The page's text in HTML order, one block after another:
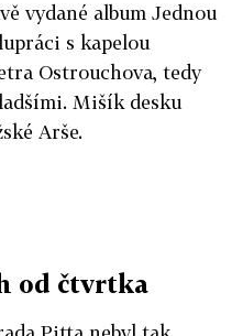
vydané album Jednou
s kapelou
Ostrouchova, tedy
Mišík desku
Arše.
od čtvrtka